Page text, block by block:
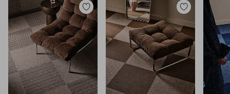
Zu
Favoriten
hinzufügen
Zu
hinzufügen